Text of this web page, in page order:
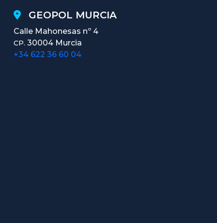
GEOPOL MURCIA
Calle Mahonesas nº 4
CP. 30004 Murcia
+34 622 36 60 04